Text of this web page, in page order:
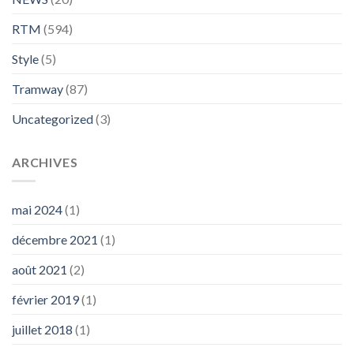
RTM (594)
Style(5)
Tramway(87)
Uncategorized(3)
ARCHIVES
mai 2024(1)
décembre 2021 (1)
août 2021 (2)
février 2019(1)
juillet 2018 (1)